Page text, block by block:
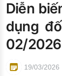
Đào tạo ISO
Diễn
dụng
02/2026
19/03/2026